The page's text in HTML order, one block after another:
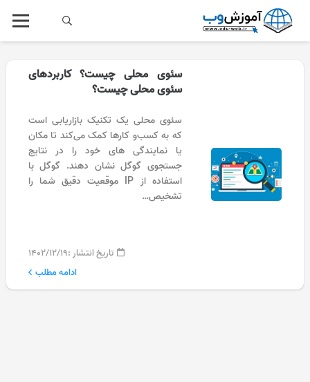
سئوی محلی چیست؟ کاربردهای
سئوی محلی چیست؟
سئوی محلی یک تکنیک بازاریابی است
که به کسب‌و کارها کمک می‌کند تا مکان
یا نمایندگی های خود را در نتایج
جستجوی گوگل نشان دهند. گوگل با
استفاده از IP موقعیت دقیق شما را
تشخیص…
تاریخ انتشار :۱۴۰۲/۱۲/۱۹
ادامه مطلب